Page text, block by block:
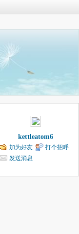
kettleatom6
加为好友
打个招呼
发送消息